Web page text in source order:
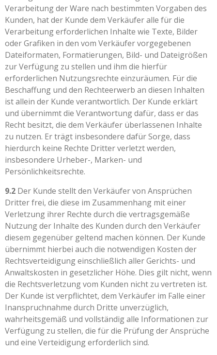
Verarbeitung der Ware nach bestimmten Vorgaben des
Kunden, hat der Kunde dem Verkäufer alle für die
Verarbeitung erforderlichen Inhalte wie Texte, Bilder
oder Grafiken in den vom Verkäufer vorgegebenen
Dateiformaten, Formatierungen, Bild- und Dateigrößen
zur Verfügung zu stellen und ihm die hierfür
erforderlichen Nutzungsrechte einzuräumen. Für die
Beschaffung und den Rechteerwerb an diesen Inhalten
ist allein der Kunde verantwortlich. Der Kunde erklärt
und übernimmt die Verantwortung dafür, dass er das
Recht besitzt, die dem Verkäufer überlassenen Inhalte
zu nutzen. Er trägt insbesondere dafür Sorge, dass
hierdurch keine Rechte Dritter verletzt werden,
insbesondere Urheber-, Marken- und
Persönlichkeitsrechte.
9.2 Der Kunde stellt den Verkäufer von Ansprüchen
Dritter frei, die diese im Zusammenhang mit einer
Verletzung ihrer Rechte durch die vertragsgemäße
Nutzung der Inhalte des Kunden durch den Verkäufer
diesem gegenüber geltend machen können. Der Kunde
übernimmt hierbei auch die notwendigen Kosten der
Rechtsverteidigung einschließlich aller Gerichts- und
Anwaltskosten in gesetzlicher Höhe. Dies gilt nicht, wenn
die Rechtsverletzung vom Kunden nicht zu vertreten ist.
Der Kunde ist verpflichtet, dem Verkäufer im Falle einer
Inanspruchnahme durch Dritte unverzüglich,
wahrheitsgemäß und vollständig alle Informationen zur
Verfügung zu stellen, die für die Prüfung der Ansprüche
und eine Verteidigung erforderlich sind.